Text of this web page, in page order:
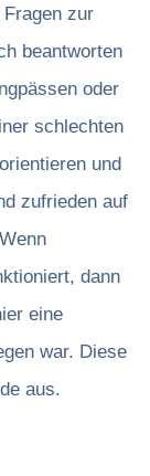
zur
beantworten
oder
schlechten
und
zufrieden auf
dann
eine
war. Diese
aus.